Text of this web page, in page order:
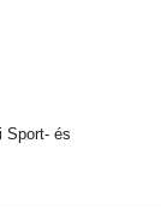
Sport- és